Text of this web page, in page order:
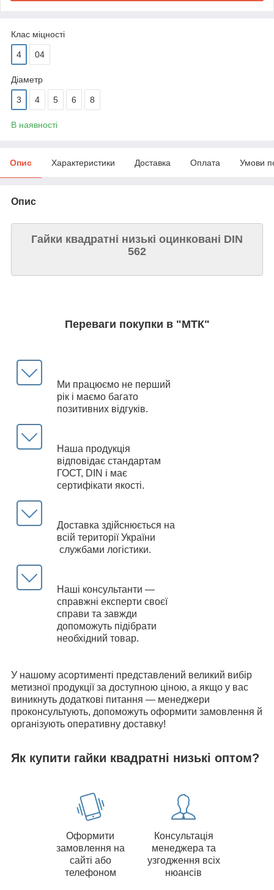
Клас міцності
4 04
Діаметр
3 4 5 6 8
В наявності
Опис Характеристики Доставка Оплата Умови
Опис
Гайки квадратні низькі оцинковані DIN
562
Переваги покупки в "МТК"
Ми працюємо не перший
рік і маємо багато
позитивних відгуків.
Наша продукція
відповідає стандартам
ГОСТ, DIN і має
сертифікати якості.
Доставка здійснюється на
всій території України
службами логістики.
Наші консультанти —
справжні експерти своєї
справи та завжди
допоможуть підібрати
необхідний товар.
У нашому асортименті представлений великий вибір
метизної продукції за доступною ціною, а якщо у вас
виникнуть додаткові питання — менеджери
проконсультують, допоможуть оформити замовлення й
організують оперативну доставку!
Як купити гайки квадратні низькі оптом?
Оформити
замовлення на
сайті або
телефоном
Консультація
менеджера та
узгодження всіх
нюансів